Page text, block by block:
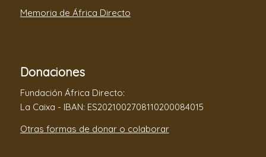
Memoria de África Directo
Donaciones
Fundación África Directo:
La Caixa - IBAN: ES2021002708110200084015
Otras formas de donar o colaborar